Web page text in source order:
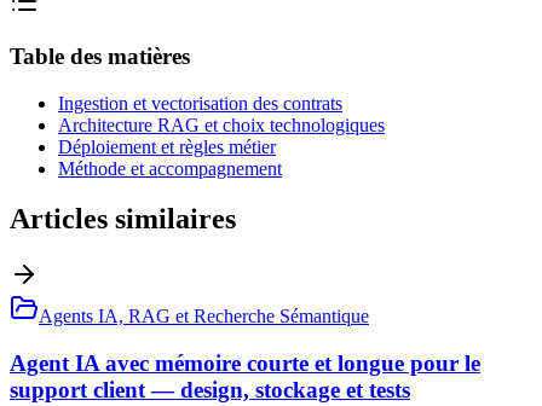
Table des matières
Ingestion et vectorisation des contrats
Architecture RAG et choix technologiques
Déploiement et règles métier
Méthode et accompagnement
Articles similaires
Agents IA, RAG et Recherche Sémantique
Agent IA avec mémoire courte et longue pour le
support client — design, stockage et tests